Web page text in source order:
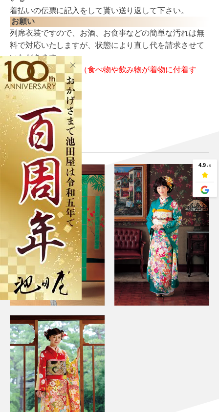
着払いの伝票に記入をして貰い送り返して下さい。
お願い
列席衣装ですので、お酒、お食事などの簡単な汚れは無
料で対応いたしますが、状態により直し代を請求させて
いただきます。
※破損、極端な汚れ（食べ物や飲み物が着物に付着す
る）など
関連商品